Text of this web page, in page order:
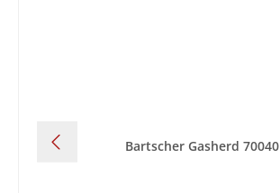
Bartscher Gasherd 70040